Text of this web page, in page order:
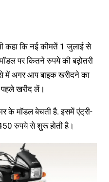
कहा कि नई कीमतें 1 जुलाई से
पर कितने रुपये की बढ़ोतरी
में अगर आप बाइक खरीदने का
खरीद लें।
के मॉडल बेचती है. इसमें एंट्री-
रुपये से शुरू होती है।